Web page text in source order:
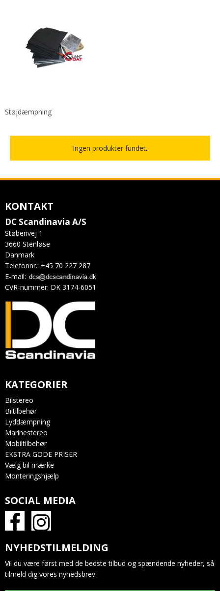
Støjdæmpning
Ingen produkter fundet.
KONTAKT
DC Scandinavia A/S
Støberivej 1
3660 Stenløse
Danmark
Telefonnr.: +45 70 227 287
E-mail:
CVR-nummer: DK 3174-6051
KATEGORIER
Bilstereo
Biltilbehør
Lyddæmpning
Marinestereo
Mobiltilbehør
EKSTRA GODE PRISER
Vælg bil mærke
Monteringshjælp
SOCIAL MEDIA
NYHEDSTILMELDING
Vil du være først med de bedste tilbud og spændende nyheder, så
tilmeld dig vores nyhedsbrev.